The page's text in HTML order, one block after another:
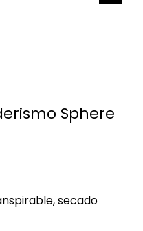
Sphere
secado